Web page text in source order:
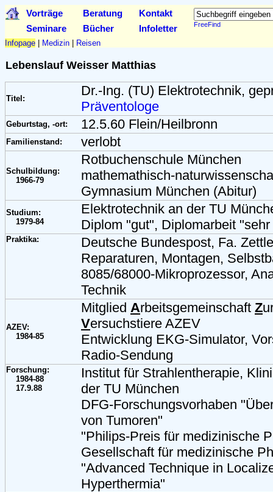
Vorträge Beratung Kontakt
FreeFind
Seminare Bücher Infoletter
Infopage Medizin Reisen
Lebenslauf Weisser Matthias
Titel:
Dr.-Ing. (TU) Elektrotechnik,
Präventologe
Geburtstag, -ort: 12.5.60 Flein/Heilbronn
Familienstand: verlobt
Schulbildung:
1966-79
Rotbuchenschule München
mathemathisch-
Gymnasium München (Abitur)
Studium:
1979-84
Elektrotechnik an der TU
Diplom "gut", Diplomarbeit
Praktika:
Deutsche Bundespost, Fa.
Reparaturen, Montagen,
8085/68000-Mikroprozessor,
Technik
AZEV:
1984-85
Mitglied Arbeitsgemeinschaft Z
Versuchstiere AZEV
Entwicklung EKG-Simulator,
Radio-Sendung
Forschung:
1984-88
17.9.88
Institut für Strahlentherapie,
der TU München
DFG-Forschungsvorhaben
von Tumoren"
"Philips-Preis für medizinische
Gesellschaft für medizinische
"Advanced Technique in
Hyperthermia"